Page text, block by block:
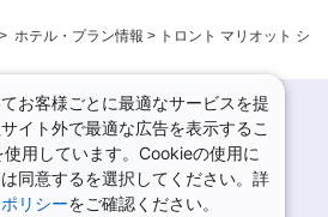
> ホテル・プラン情報 > トロント マリオット シ
プライバシーポリシー
規約集
ニュースリリース
サイトマップ
お客様ごとに最適なサービスを提
イト外で最適な広告を表示するこ
用しています。Cookieの使用に
同意するを選択してください。詳
リシーをご確認ください。